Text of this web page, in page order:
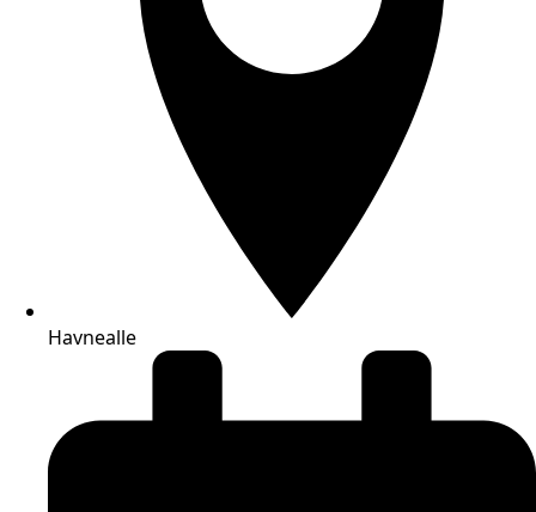
Havnealle